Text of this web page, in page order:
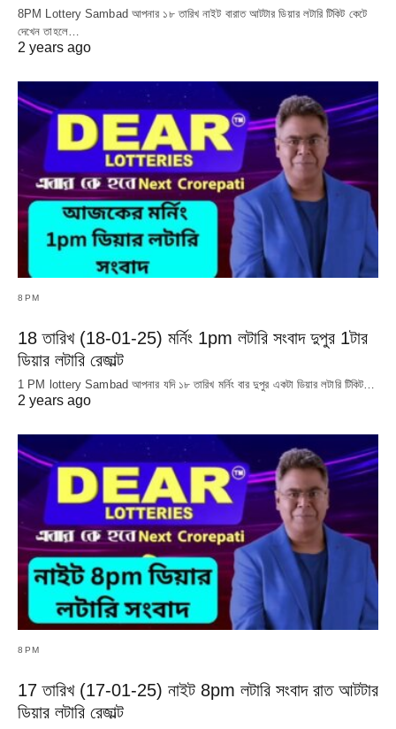
8PM Lottery Sambad আপনার ১৮ তারিখ নাইট বারাত আটটার ডিয়ার লটারি টিকিট কেটে
দেখেন তাহলে…
2 years ago
8PM
18 তারিখ (18-01-25) মর্নিং 1pm লটারি সংবাদ দুপুর 1টার
ডিয়ার লটারি রেজাল্ট
1 PM lottery Sambad আপনার যদি ১৮ তারিখ মর্নিং বার দুপুর একটা ডিয়ার লটারি টিকিট…
2 years ago
8PM
17 তারিখ (17-01-25) নাইট 8pm লটারি সংবাদ রাত আটটার
ডিয়ার লটারি রেজাল্ট